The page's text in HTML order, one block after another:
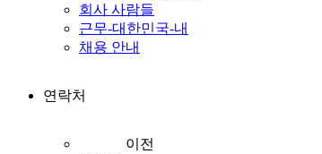
회사 사람들
근무-대한민국-내
채용 안내
연락처
이전